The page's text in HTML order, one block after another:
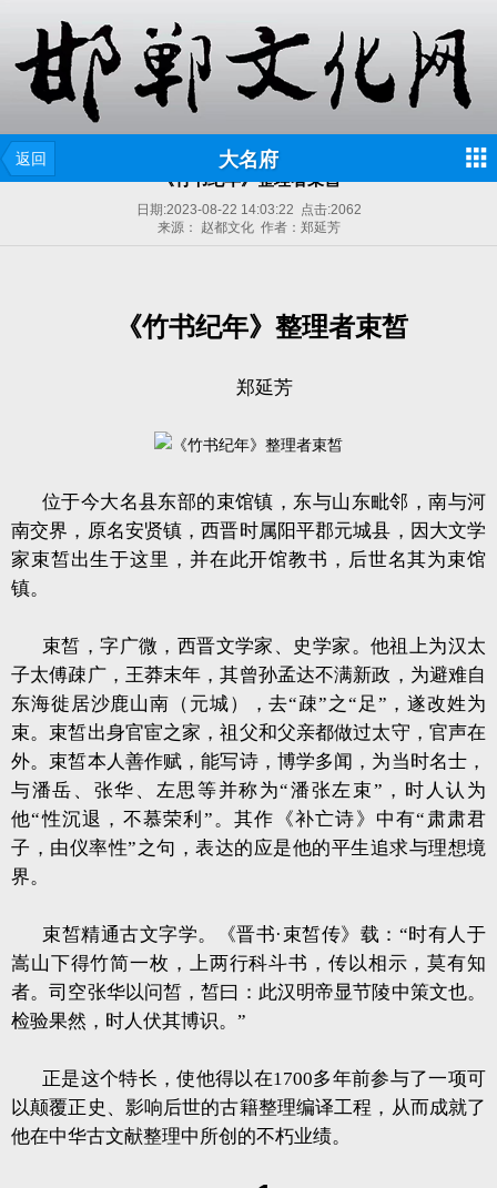
返回 大名府
《竹书纪年》整理者束皙
日期:2023-08-22 14:03:22 点击:2062
来源： 赵都文化 作者：郑延芳
《竹书纪年》整理者束皙
郑延芳
位于今大名县东部的束馆镇，东与山东毗邻，南与河
南交界，原名安贤镇，西晋时属阳平郡元城县，因大文学
家束皙出生于这里，并在此开馆教书，后世名其为束馆
镇。
束皙，字广微，西晋文学家、史学家。他祖上为汉太
子太傅疎广，王莽末年，其曾孙孟达不满新政，为避难自
东海徙居沙鹿山南（元城），去“疎”之“足”，遂改姓为
束。束皙出身官宦之家，祖父和父亲都做过太守，官声在
外。束皙本人善作赋，能写诗，博学多闻，为当时名士，
与潘岳、张华、左思等并称为“潘张左束”，时人认为
他“性沉退，不慕荣利”。其作《补亡诗》中有“肃肃君
子，由仪率性”之句，表达的应是他的平生追求与理想境
界。
束皙精通古文字学。《晋书·束皙传》载：“时有人于
嵩山下得竹简一枚，上两行科斗书，传以相示，莫有知
者。司空张华以问皙，皙曰：此汉明帝显节陵中策文也。
检验果然，时人伏其博识。”
正是这个特长，使他得以在1700多年前参与了一项可
以颠覆正史、影响后世的古籍整理编译工程，从而成就了
他在中华古文献整理中所创的不朽业绩。